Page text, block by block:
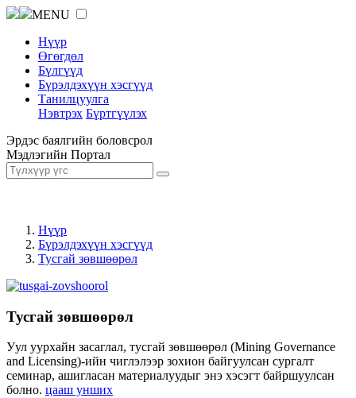
MENU
Нүүр
Өгөгдөл
Бүлгүүд
Бүрэлдэхүүн хэсгүүд
Танилцуулга
Нэвтрэх Бүртгүүлэх
Эрдэс баялгийн боловсрол
Мэдлэгийн Портал
Нүүр
Бүрэлдэхүүн хэсгүүд
Тусгай зөвшөөрөл
Тусгай зөвшөөрөл
Уул уурхайн засаглал, тусгай зөвшөөрөл (Mining Governance
and Licensing)-ийн чиглэлээр зохион байгуулсан сургалт
семинар, ашигласан материалуудыг энэ хэсэгт байршуулсан
болно. цааш унших